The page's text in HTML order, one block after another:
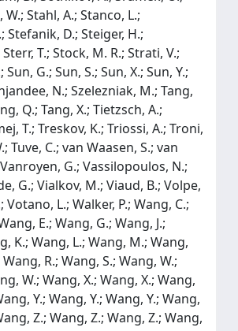
Stahl, A.; Stanco, L.;
Stefanik, D.; Steiger, H.;
T.; Stock, M. R.; Strati, V.;
G.; Sun, S.; Sun, X.; Sun, Y.;
N.; Szelezniak, M.; Tang,
Q.; Tang, X.; Tietzsch, A.;
T.; Treskov, K.; Triossi, A.; Troni,
Tuve, C.; van Waasen, S.; van
G.; Vassilopoulos, N.;
G.; Vialkov, M.; Viaud, B.; Volpe,
Votano, L.; Walker, P.; Wang, C.;
E.; Wang, G.; Wang, J.;
K.; Wang, L.; Wang, M.; Wang,
R.; Wang, S.; Wang, W.;
W.; Wang, X.; Wang, X.; Wang,
Y.; Wang, Y.; Wang, Y.; Wang,
Z.; Wang, Z.; Wang, Z.; Wang,